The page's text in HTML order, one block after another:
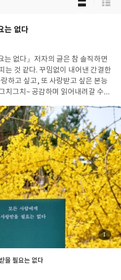
는 없다
는 없다』 저자의 글은 참 솔직하면
는 것 같다. 꾸밈없이 내어낸 간결한
하고 싶고, 또 사랑받고 싶은 본능
치그치~ 공감하며 읽어내려갈 수
다 당신을 몹시 아끼고 어여삐 여기
우리의 사랑이 점점 더 깊어져서,
손을 놓지 않는데 쓰였으면 한다.
고받으면서, 소중한 기억을 만들
의미를 되새긴다면 바랄 것이 없겠
면 잊어버릴 얘기라도 나누고 싶은
장에 담어두어 내내 생각하고 싶은
면 아마 옛 호감 정도로 잊힐지 모
'라는 의미를 싈렘이 희묽어질 때
직한 고백이 책상 두 번째 칸 서랍
판사로부터 도서를 협찬받아 주관
#모든사람에게사랑받을필요는
문 #인문에세이 #책추천 #베스트
관계 #서평단 #책서평 #책스타그
첨
부
된
사
1
을 필요는 없다